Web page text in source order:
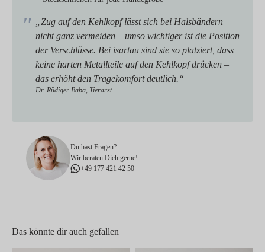
„Zug auf den Kehlkopf lässt sich bei Halsbändern
nicht ganz vermeiden – umso wichtiger ist die Position
der Verschlüsse. Bei isartau sind sie so platziert, dass
keine harten Metallteile auf den Kehlkopf drücken –
das erhöht den Tragekomfort deutlich.“
Dr. Rüdiger Baba, Tierarzt
Du hast Fragen?
Wir beraten Dich gerne!
+49 177 421 42 50
Das könnte dir auch gefallen